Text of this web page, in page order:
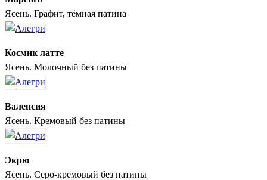
Ясень. Графит, тёмная патина
Космик латте
Ясень. Молочный без патины
Валенсия
Ясень. Кремовый без патины
Экрю
Ясень. Серо-кремовый без патины